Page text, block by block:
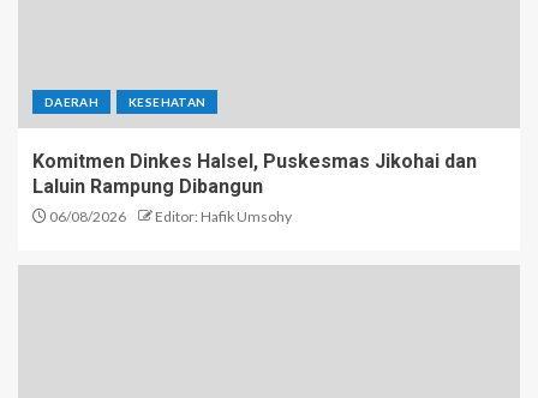
DAERAH KESEHATAN
Komitmen Dinkes Halsel, Puskesmas Jikohai dan
Laluin Rampung Dibangun
06/08/2026 Editor: Hafik Umsohy